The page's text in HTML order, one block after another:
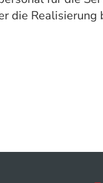
die Realisierung